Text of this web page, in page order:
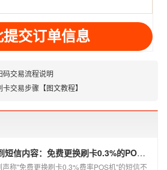
码交易流程说明
交易步骤【图文教程】
收到短信内容：免费更换刷卡0.3%的POS机，可以相信吗？
声称"免费更换刷卡0.3%费率POS机"的短信不